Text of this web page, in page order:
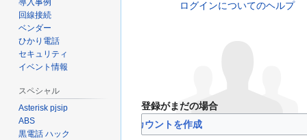
ログインについてのヘルプ
登録がまだの場合
VoIP-Info.jpのアカウントを作成
回線接続
ベンダー
ひかり電話
セキュリティ
イベント情報
スペシャル
Asterisk pjsip
ABS
黒電話 ハック